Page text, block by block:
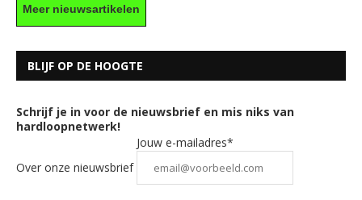
Meer nieuwsartikelen
BLIJF OP DE HOOGTE
Schrijf je in voor de nieuwsbrief en mis niks van
hardloopnetwerk!
Over onze nieuwsbrief
Jouw e-mailadres*